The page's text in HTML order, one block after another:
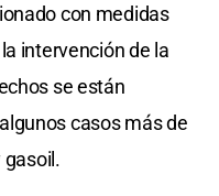
con medidas
intervención de la
se están
casos más de
gasoil.